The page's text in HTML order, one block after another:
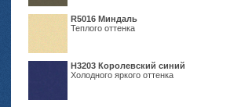
R5016 Миндаль
Теплого оттенка
Н3203 Королевский синий
Холодного яркого оттенка